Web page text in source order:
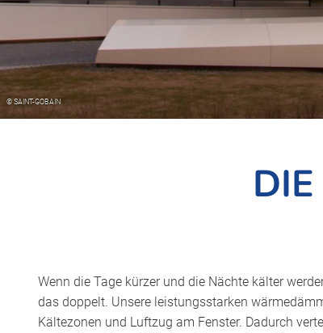
Wenn die Tage kürzer und die Nächte kälter
das doppelt. Unsere leistungsstarken
Kältezonen und Luftzug am Fenster. Dadurch